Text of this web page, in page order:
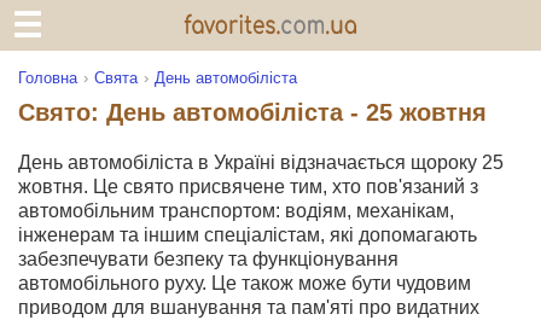
Головна Свята День автомобіліста
Свято: День автомобіліста - 25 жовтня
День автомобіліста в Україні відзначається щороку 25
жовтня. Це свято присвячене тим, хто пов'язаний з
автомобільним транспортом: водіям, механікам,
інженерам та іншим спеціалістам, які допомагають
забезпечувати безпеку та функціонування
автомобільного руху. Це також може бути чудовим
приводом для вшанування та пам'яті про видатних